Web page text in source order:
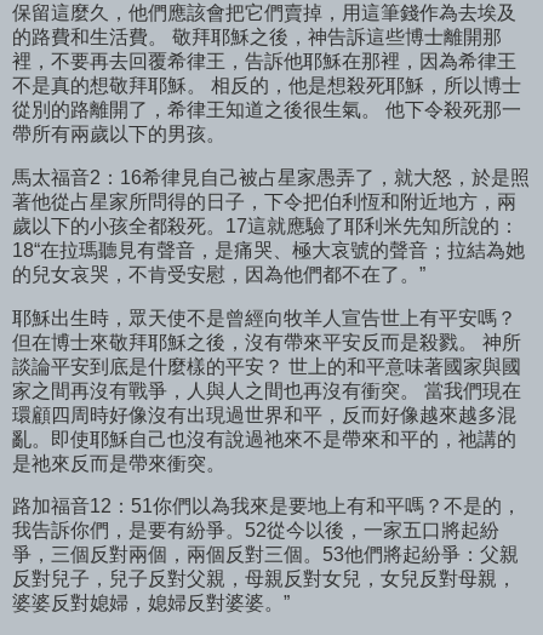
保留這麼久，他們應該會把它們賣掉，用這筆錢作為去埃及
的路費和生活費。 敬拜耶穌之後，神告訴這些博士離開那
裡，不要再去回覆希律王，告訴他耶穌在那裡，因為希律王
不是真的想敬拜耶穌。 相反的，他是想殺死耶穌，所以博士
從別的路離開了，希律王知道之後很生氣。 他下令殺死那一
帶所有兩歲以下的男孩。
馬太福音2：16希律見自己被占星家愚弄了，就大怒，於是照
著他從占星家所問得的日子，下令把伯利恆和附近地方，兩
歲以下的小孩全都殺死。17這就應驗了耶利米先知所說的：
18“在拉瑪聽見有聲音，是痛哭、極大哀號的聲音；拉結為她
的兒女哀哭，不肯受安慰，因為他們都不在了。”
耶穌出生時，眾天使不是曾經向牧羊人宣告世上有平安嗎？
但在博士來敬拜耶穌之後，沒有帶來平安反而是殺戮。 神所
談論平安到底是什麼樣的平安？ 世上的和平意味著國家與國
家之間再沒有戰爭，人與人之間也再沒有衝突。 當我們現在
環顧四周時好像沒有出現過世界和平，反而好像越來越多混
亂。即使耶穌自己也沒有說過祂來不是帶來和平的，祂講的
是祂來反而是帶來衝突。
路加福音12：51你們以為我來是要地上有和平嗎？不是的，
我告訴你們，是要有紛爭。52從今以後，一家五口將起紛
爭，三個反對兩個，兩個反對三個。53他們將起紛爭：父親
反對兒子，兒子反對父親，母親反對女兒，女兒反對母親，
婆婆反對媳婦，媳婦反對婆婆。”